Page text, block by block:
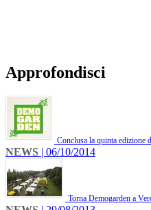
Approfondisci
Conclusa la quinta edizione
NEWS | 06/10/2014
Torna Demogarden a